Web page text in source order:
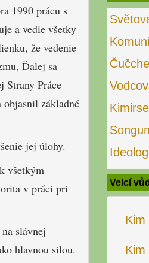
1990 prácu s
a vedie všetky
že vedenie
Ďalej sa
Strany Práce
základné
jej úlohy.
všetkým
v práci pri
slávnej
hlavnou silou.
Čučche
Songun
Velcí
Kim
Kim